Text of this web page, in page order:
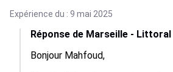
Expérience du : 9 mai 2025
Réponse de Marseille - Littoral
Bonjour Mahfoud,